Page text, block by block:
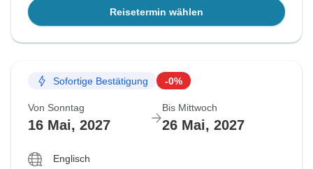
Reisetermin wählen
Sofortige Bestätigung -0%
Von Sonntag
16 Mai, 2027
Bis Mittwoch
26 Mai, 2027
Englisch